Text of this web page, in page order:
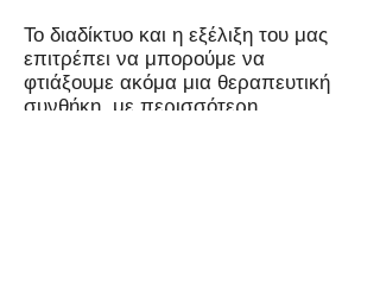
Το διαδίκτυο και η εξέλιξη του μας
επιτρέπει να μπορούμε να
φτιάξουμε ακόμα μια θεραπευτική
συνθήκη, με περισσότερη